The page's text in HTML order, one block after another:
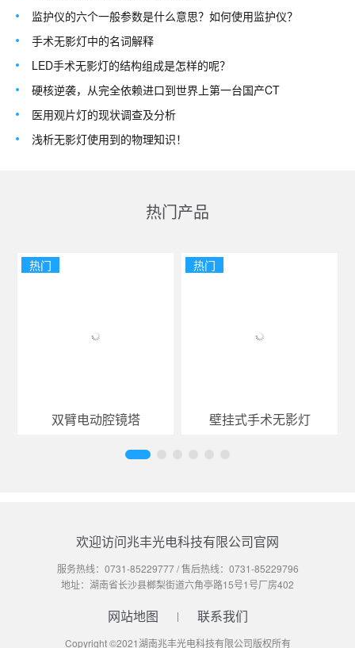
监护仪的六个一般参数是什么意思？如何使用监护仪？
手术无影灯中的名词解释
LED手术无影灯的结构组成是怎样的呢？
硬核逆袭，从完全依赖进口到世界上第一台国产CT
医用观片灯的现状调查及分析
浅析无影灯使用到的物理知识！
热门产品
热门
双臂电动腔镜塔
热门
壁挂式手术无影灯
欢迎访问兆丰光电科技有限公司官网
服务热线： 0731-85229777/ 售后热线： 0731-85229796
地址：湖南省长沙县榔梨街道六角亭路15号1号厂房402
网站地图 联系我们
Copyright ©2021湖南兆丰光电科技有限公司版权所有